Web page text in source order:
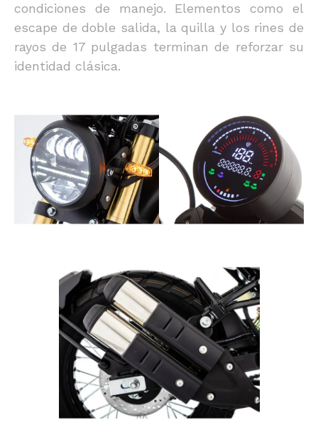
condiciones de manejo. Elementos como el
escape de doble salida, la quilla y los rines de
rayos de 17 pulgadas terminan de reforzar su
identidad clásica.